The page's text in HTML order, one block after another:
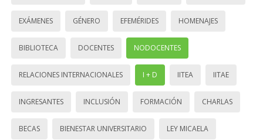
EXÁMENES GÉNERO EFEMÉRIDES HOMENAJES
BIBLIOTECA DOCENTES NODOCENTES
RELACIONES INTERNACIONALES I + D IITEA IITAE
INGRESANTES INCLUSIÓN FORMACIÓN CHARLAS
BECAS BIENESTAR UNIVERSITARIO LEY MICAELA